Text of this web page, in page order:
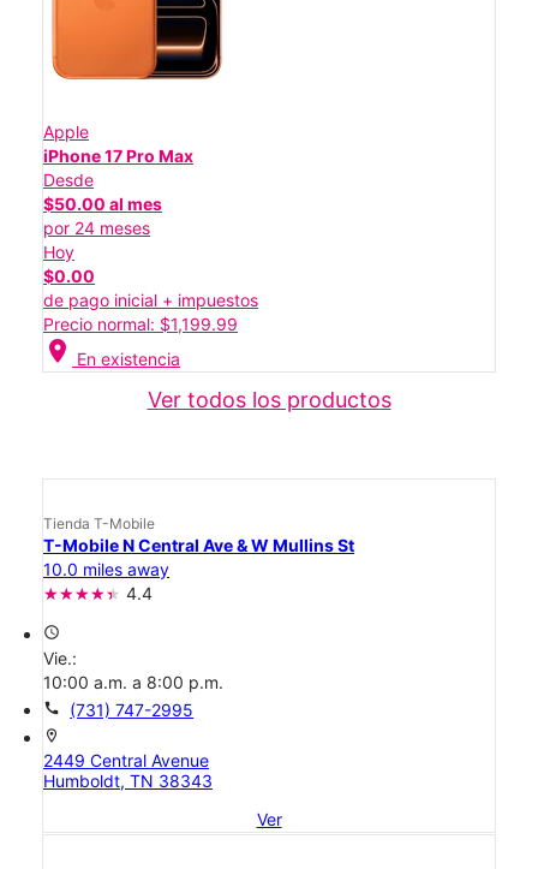
Apple
iPhone 17 Pro Max
Desde
$50.00 al mes
por 24 meses
Hoy
$0.00
de pago inicial + impuestos
Precio normal: $1,199.99
location_on En existencia
Ver todos los productos
Tienda T-Mobile
T-Mobile N Central Ave & W Mullins St
10.0 miles away
4.4
access_time
Vie.:
10:00 a.m. a 8:00 p.m.
call (731) 747-2995
location_on
2449 Central Avenue
Humboldt, TN 38343
Ver